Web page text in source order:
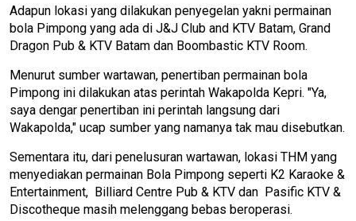
Adapun lokasi yang dilakukan penyegelan yakni permainan
bola Pimpong yang ada di J&J Club and KTV Batam, Grand
Dragon Pub & KTV Batam dan Boombastic KTV Room.
Menurut sumber wartawan, penertiban permainan bola
Pimpong ini dilakukan atas perintah Wakapolda Kepri. "Ya,
saya dengar penertiban ini perintah langsung dari
Wakapolda," ucap sumber yang namanya tak mau disebutkan.
Sementara itu, dari penelusuran wartawan, lokasi THM yang
menyediakan permainan Bola Pimpong seperti K2 Karaoke &
Entertainment, Billiard Centre Pub & KTV dan Pasific KTV &
Discotheque masih melenggang bebas beroperasi.